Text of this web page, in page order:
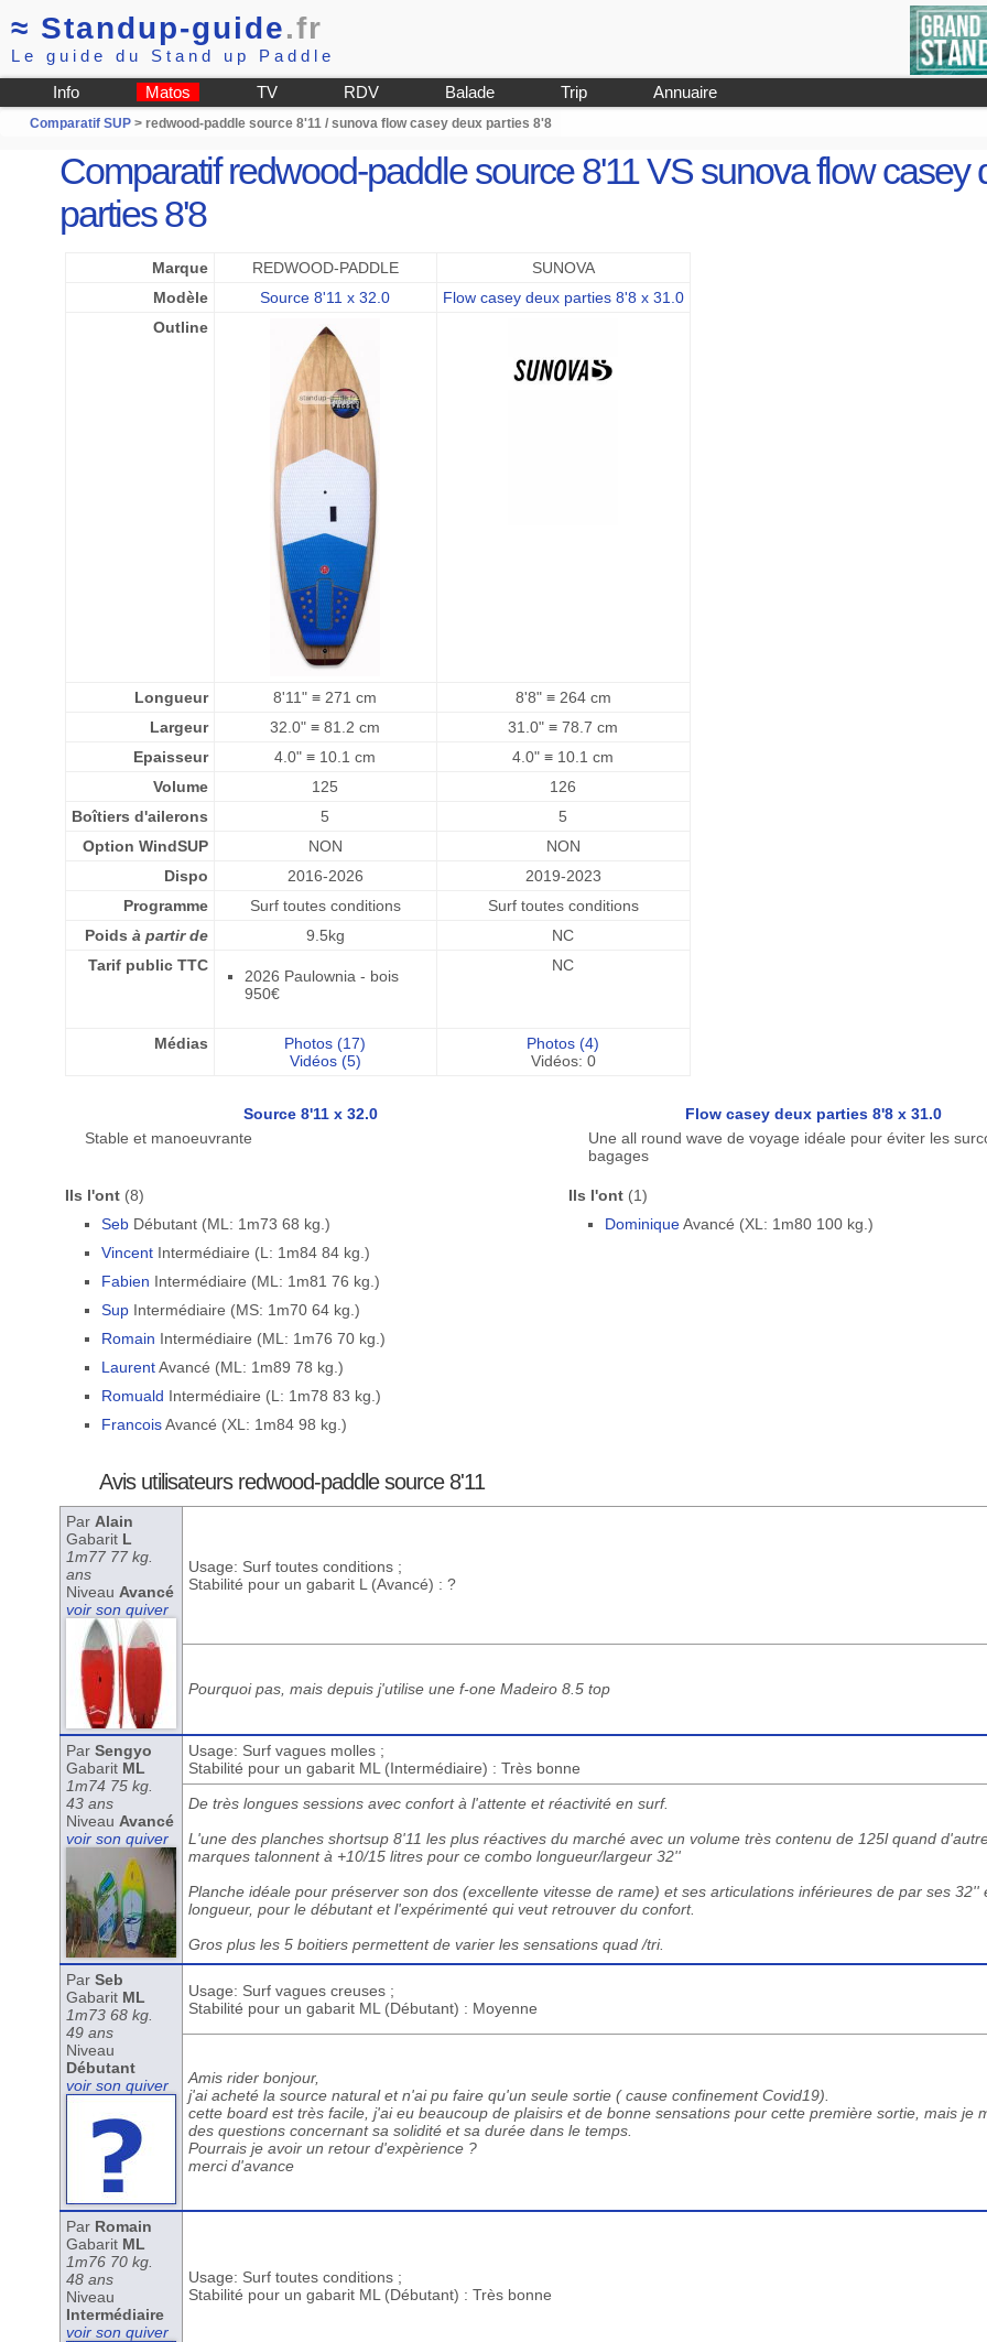
≈ Standup-guide.fr
Le guide du Stand up Paddle
Info
Matos TV RDV Balade Trip Annuaire
Comparatif SUP > redwood-paddle source 8'11 / sunova flow casey deux parties 8'8
Comparatif redwood-paddle source 8'11 VS sunova flow casey
parties 8'8
Marque REDWOOD-PADDLE
SUNOVA
Modèle
Source 8'11 x 32.0
Flow casey deux parties 8'8 x 31.0
Outline
Longueur 8'11" ≡ 271 cm
8'8" ≡ 264 cm
Largeur
32.0" ≡ 81.2 cm
31.0" ≡ 78.7 cm
Epaisseur
4.0" ≡ 10.1 cm
4.0" ≡ 10.1 cm
Volume
125
126
Boîtiers d'ailerons
5
5
Option WindSUP
NON
NON
Dispo
2016-2026
2019-2023
Programme
Surf toutes conditions
Surf toutes conditions
Poids à partir de 9.5kg
NC
Tarif public TTC
2026 Paulownia - bois
950€
NC
Médias
Photos (17)
Vidéos (5)
Photos (4)
Vidéos: 0
Source 8'11 x 32.0
Flow casey deux parties 8'8 x 31.0
Stable et manoeuvrante
Une all round wave de voyage idéale pour éviter les
bagages
Ils l'ont(8)
SebDébutant (ML: 1m73 68 kg.)
VincentIntermédiaire (L: 1m84 84 kg.)
Fabien Intermédiaire (ML: 1m81 76 kg.)
SupIntermédiaire (MS: 1m70 64 kg.)
Romain Intermédiaire (ML: 1m76 70 kg.)
LaurentAvancé (ML: 1m89 78 kg.)
Romuald Intermédiaire (L: 1m78 83 kg.)
FrancoisAvancé (XL: 1m84 98 kg.)
Ils l'ont(1)
DominiqueAvancé (XL: 1m80 100 kg.)
Avis utilisateurs redwood-paddle source 8'11
Par Alain
Gabarit L
1m77 77 kg.
ans
Niveau Avancé
voir son quiver
Usage: Surf toutes conditions ;
Stabilité pour un gabarit L (Avancé) : ?
Pourquoi pas, mais depuis j'utilise une f-one Madeiro 8.5 top
Par Sengyo
Gabarit ML
1m74 75 kg.
43 ans
Niveau Avancé
voir son quiver
Usage: Surf vagues molles ;
Stabilité pour un gabarit ML (Intermédiaire) : Très bonne
De très longues sessions avec confort à l'attente et réactivité en surf.
L'une des planches shortsup 8'11 les plus réactives du marché avec un volume très contenu de 125l quand
marques talonnent à +10/15 litres pour ce combo longueur/largeur 32''
Planche idéale pour préserver son dos (excellente vitesse de rame) et ses articulations inférieures de par ses 32''
longueur, pour le débutant et l'expérimenté qui veut retrouver du confort.
Gros plus les 5 boitiers permettent de varier les sensations quad /tri.
Par Seb
Gabarit ML
1m73 68 kg.
49 ans
Niveau
Débutant
voir son quiver
Usage: Surf vagues creuses ;
Stabilité pour un gabarit ML (Débutant) : Moyenne
Amis rider bonjour,
j'ai acheté la source natural et n'ai pu faire qu'un seule sortie ( cause confinement Covid19).
cette board est très facile, j'ai eu beaucoup de plaisirs et de bonne sensations pour cette première sortie, mais je
des questions concernant sa solidité et sa durée dans le temps.
Pourrais je avoir un retour d'expèrience ?
merci d'avance
Par Romain
Gabarit ML
1m76 70 kg.
48 ans
Niveau
Intermédiaire
voir son quiver
Usage: Surf toutes conditions ;
Stabilité pour un gabarit ML (Débutant) : Très bonne